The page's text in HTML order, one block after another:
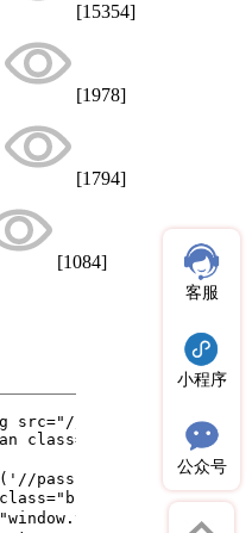
[15354]
[1978]
[1794]
[1084]
客服
小程序
公众号